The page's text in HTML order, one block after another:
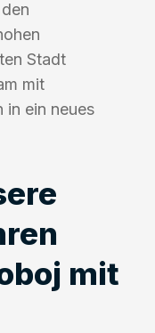
Stadt
mit
in ein neues
mit